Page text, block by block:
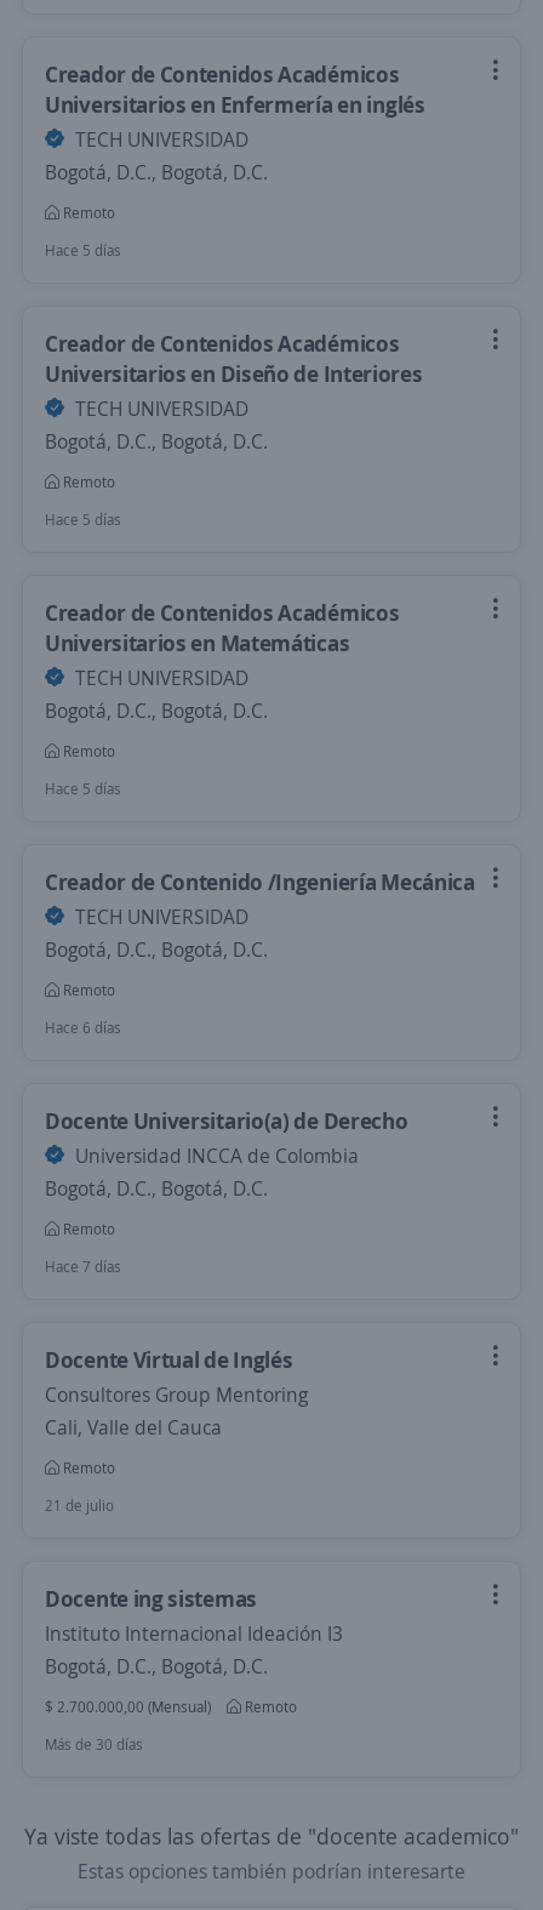
Creador de Contenidos Académicos
Universitarios en Enfermería en inglés
TECH UNIVERSIDAD
Bogotá, D.C., Bogotá, D.C.
Remoto
Hace 5 días
Creador de Contenidos Académicos
Universitarios en Diseño de Interiores
TECH UNIVERSIDAD
Bogotá, D.C., Bogotá, D.C.
Remoto
Hace 5 días
Creador de Contenidos Académicos
Universitarios en Matemáticas
TECH UNIVERSIDAD
Bogotá, D.C., Bogotá, D.C.
Remoto
Hace 5 días
Creador de Contenido /Ingeniería Mecánica
TECH UNIVERSIDAD
Bogotá, D.C., Bogotá, D.C.
Remoto
Hace 6 días
Docente Universitario(a) de Derecho
Universidad INCCA de Colombia
Bogotá, D.C., Bogotá, D.C.
Remoto
Hace 7 días
Docente Virtual de Inglés
Consultores Group Mentoring
Cali, Valle del Cauca
Remoto
21 de julio
Docente ing sistemas
Instituto Internacional Ideación I3
Bogotá, D.C., Bogotá, D.C.
$ 2.700.000,00 (Mensual)
Remoto
Más de 30 días
Ya viste todas las ofertas de "docente academico"
Estas opciones también podrían interesarte